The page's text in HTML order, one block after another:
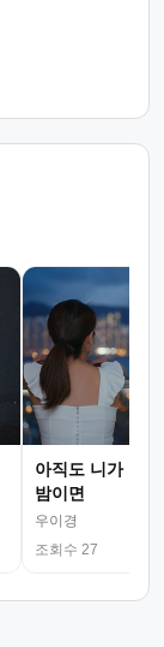
아직도 니가 그
밤이면
우이경
조회수 27